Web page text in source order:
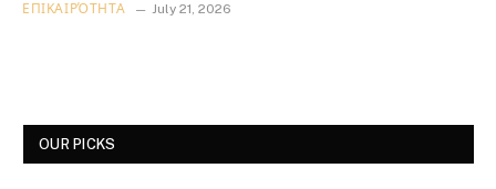
ΕΠΙΚΑΙΡΌΤΗΤΑ July 21, 2026
OUR PICKS